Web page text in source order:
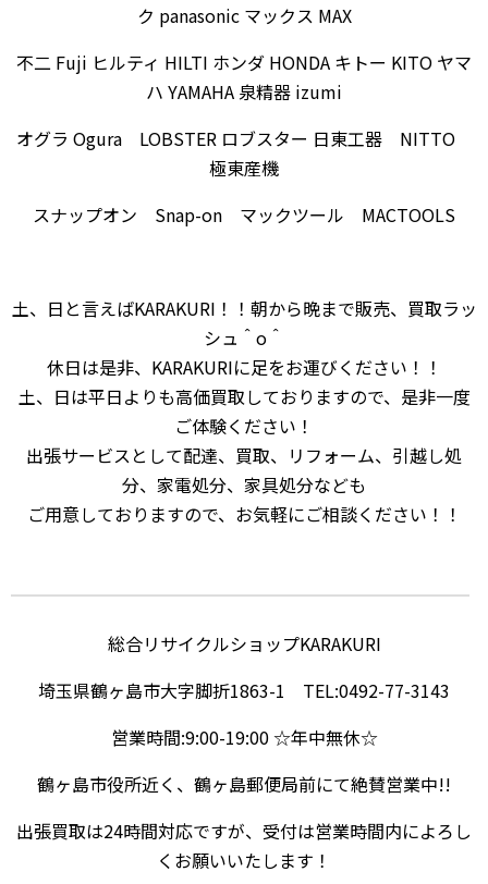
ク panasonic マックス MAX
不二 Fuji ヒルティ HILTI ホンダ HONDA キトー KITO ヤマ
ハ YAMAHA 泉精器 izumi
オグラ Ogura LOBSTER ロブスター 日東工器 NITTO
極東産機
スナップオン Snap-on マックツール MACTOOLS
土、日と言えばKARAKURI！！朝から晩まで販売、買取ラッ
シュ＾o＾
休日は是非、KARAKURIに足をお運びください！！
土、日は平日よりも高価買取しておりますので、是非一度
ご体験ください！
出張サービスとして配達、買取、リフォーム、引越し処
分、家電処分、家具処分なども
ご用意しておりますので、お気軽にご相談ください！！
総合リサイクルショップKARAKURI
埼玉県鶴ヶ島市大字脚折1863-1 TEL:0492-77-3143
営業時間:9:00-19:00 ☆年中無休☆
鶴ヶ島市役所近く、鶴ヶ島郵便局前にて絶賛営業中!!
出張買取は24時間対応ですが、受付は営業時間内によろし
くお願いいたします！